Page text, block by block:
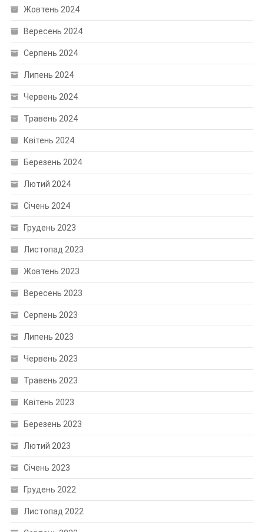
Жовтень 2024
Вересень 2024
Серпень 2024
Липень 2024
Червень 2024
Травень 2024
Квітень 2024
Березень 2024
Лютий 2024
Січень 2024
Грудень 2023
Листопад 2023
Жовтень 2023
Вересень 2023
Серпень 2023
Липень 2023
Червень 2023
Травень 2023
Квітень 2023
Березень 2023
Лютий 2023
Січень 2023
Грудень 2022
Листопад 2022